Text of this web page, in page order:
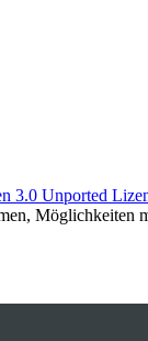
3.0 Unported